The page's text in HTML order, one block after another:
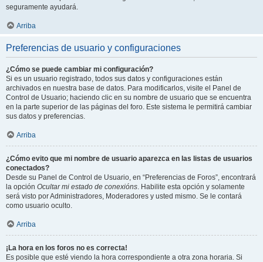
seguramente ayudará.
Arriba
Preferencias de usuario y configuraciones
¿Cómo se puede cambiar mi configuración?
Si es un usuario registrado, todos sus datos y configuraciones están
archivados en nuestra base de datos. Para modificarlos, visite el Panel de
Control de Usuario; haciendo clic en su nombre de usuario que se encuentra
en la parte superior de las páginas del foro. Este sistema le permitirá cambiar
sus datos y preferencias.
Arriba
¿Cómo evito que mi nombre de usuario aparezca en las listas de usuarios
conectados?
Desde su Panel de Control de Usuario, en “Preferencias de Foros”, encontrará
la opción Ocultar mi estado de conexións. Habilite esta opción y solamente
será visto por Administradores, Moderadores y usted mismo. Se le contará
como usuario oculto.
Arriba
¡La hora en los foros no es correcta!
Es posible que esté viendo la hora correspondiente a otra zona horaria. Si